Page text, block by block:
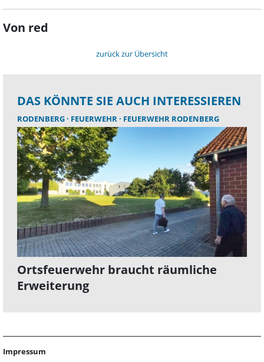
Von red
zurück zur Übersicht
DAS KÖNNTE SIE AUCH INTERESSIEREN
RODENBERG FEUERWEHR FEUERWEHR RODENBERG
Ortsfeuerwehr braucht räumliche
Erweiterung
Impressum